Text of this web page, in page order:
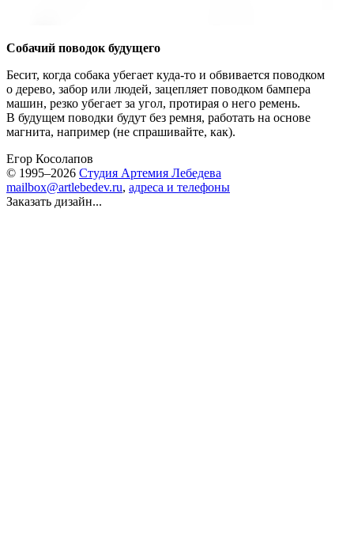
Собачий поводок будущего
Бесит, когда собака убегает куда-то и обвивается поводком
о дерево, забор или людей, зацепляет поводком бампера
машин, резко убегает за угол, протирая о него ремень.
В будущем поводки будут без ремня, работать на основе
магнита, например (не спрашивайте, как).
Егор Косолапов
© 1995–2026 Студия Артемия Лебедева
mailbox@artlebedev.ru, адреса и телефоны
Заказать дизайн...